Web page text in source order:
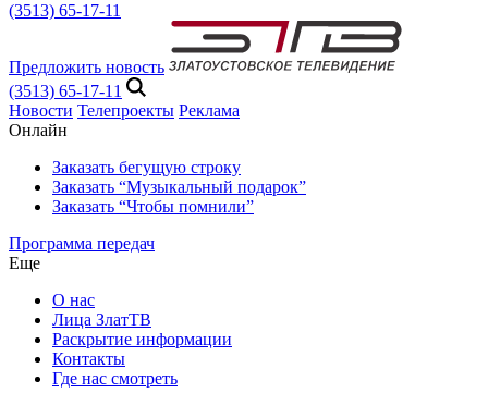
(3513) 65-17-11
Предложить новость
(3513) 65-17-11
Новости Телепроекты Реклама
Онлайн
Заказать бегущую строку
Заказать “Музыкальный подарок”
Заказать “Чтобы помнили”
Программа передач
Еще
О нас
Лица ЗлатТВ
Раскрытие информации
Контакты
Где нас смотреть